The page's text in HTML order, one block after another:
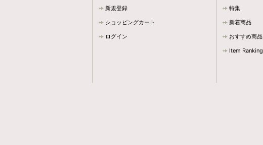
新規登録
ショッピングカート
ログイン
特集
新着商品
おすすめ商品
Item Ranking